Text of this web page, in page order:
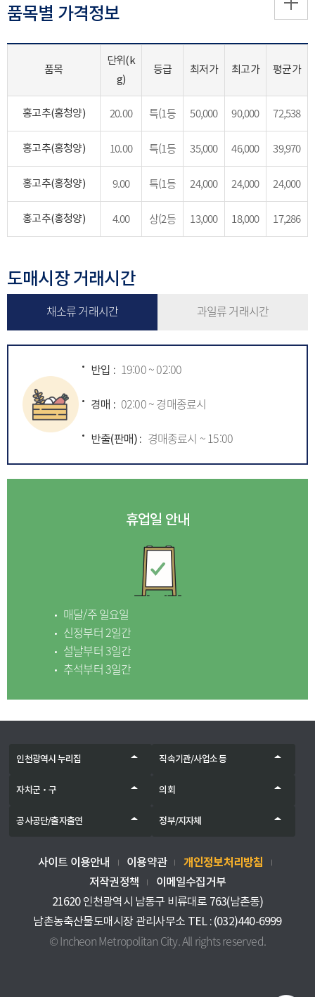
품목별 가격정보
품목
단위(k
g)
등급 최저가 최고가 평균가
홍고추(홍청양) 20.00 특(1등 50,000 90,000 72,538
홍고추(홍청양) 10.00 특(1등 35,000 46,000 39,970
홍고추(홍청양) 9.00 특(1등 24,000 24,000 24,000
홍고추(홍청양) 4.00 상(2등 13,000 18,000 17,286
도매시장 거래시간
채소류 거래시간
반입 : 19:00 ~ 02:00
경매 : 02:00 ~ 경매종료시
반출(판매) : 경매종료시 ~ 15:00
과일류 거래시간
휴업일 안내
매달/주 일요일
신정부터 2일간
설날부터 3일간
추석부터 3일간
인천광역시 누리집 직속기관/사업소 등
자치군‧구 의회
공사공단/출자출연 정부/지자체
사이트 이용안내 이용약관 개인정보처리방침
저작권정책
이메일수집거부
21620 인천광역시 남동구 비류대로 763(남촌동)
남촌농축산물도매시장 관리사무소 TEL : (032)440-6999
© Incheon Metropolitan City. All rights reserved.